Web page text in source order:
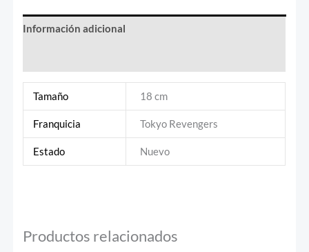
Información adicional
Tamaño 18 cm
Franquicia Tokyo Revengers
Estado Nuevo
Productos relacionados